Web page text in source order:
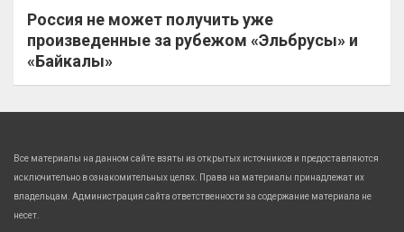
Россия не может получить уже
произведенные за рубежом «Эльбрусы» и
«Байкалы»
Все материалы на данном сайте взяты из открытых источников и предоставляются
исключительно в ознакомительных целях. Права на материалы принадлежат их
владельцам. Администрация сайта ответственности за содержание материала не
несет.